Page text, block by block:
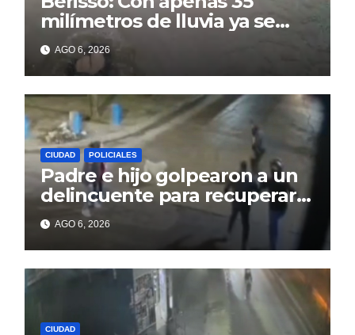
milímetros de lluvia ya se
sienten los problemas
AGO 6, 2026
CIUDAD POLICIALES
Padre e hijo golpearon a un
delincuente para recuperar
un celular robado en Berisso
AGO 6, 2026
CIUDAD